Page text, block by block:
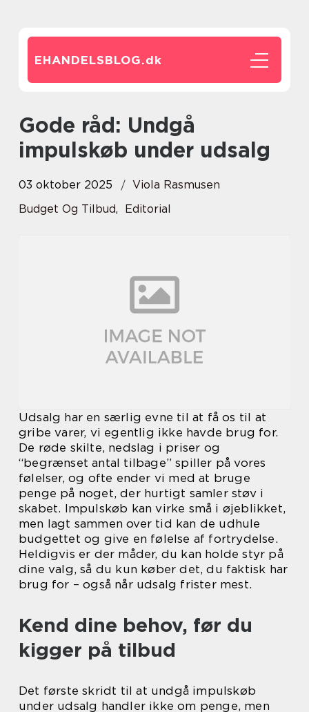
EHANDELSBLOG.dk
Gode råd: Undgå
impulskøb under udsalg
03 oktober 2025
Viola Rasmusen
Budget Og Tilbud, Editorial
Udsalg har en særlig evne til at få os til at
gribe varer, vi egentlig ikke havde brug for.
De røde skilte, nedslag i priser og
“begrænset antal tilbage” spiller på vores
følelser, og ofte ender vi med at bruge
penge på noget, der hurtigt samler støv i
skabet. Impulskøb kan virke små i øjeblikket,
men lagt sammen over tid kan de udhule
budgettet og give en følelse af fortrydelse.
Heldigvis er der måder, du kan holde styr på
dine valg, så du kun køber det, du faktisk har
brug for – også når udsalg frister mest.
Kend dine behov, før du
kigger på tilbud
Det første skridt til at undgå impulskøb
under udsalg handler ikke om penge, men